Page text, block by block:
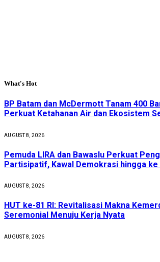
What's Hot
BP Batam dan McDermott Tanam 400
Perkuat Ketahanan Air dan Ekosistem
AUGUST 8, 2026
Pemuda LIRA dan Bawaslu Perkuat
Partisipatif, Kawal Demokrasi hingga ke
AUGUST 8, 2026
HUT ke-81 RI: Revitalisasi Makna
Seremonial Menuju Kerja Nyata
AUGUST 8, 2026